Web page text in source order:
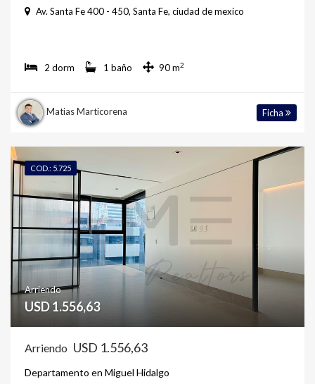
Av. Santa Fe 400 - 450, Santa Fe, ciudad de mexico
2 dorm 1 baño 90 m2
Matias Marticorena Ficha
COD.: 5.725
Arriendo
USD 1.556,63
Arriendo USD 1.556,63
Departamento en Miguel Hidalgo